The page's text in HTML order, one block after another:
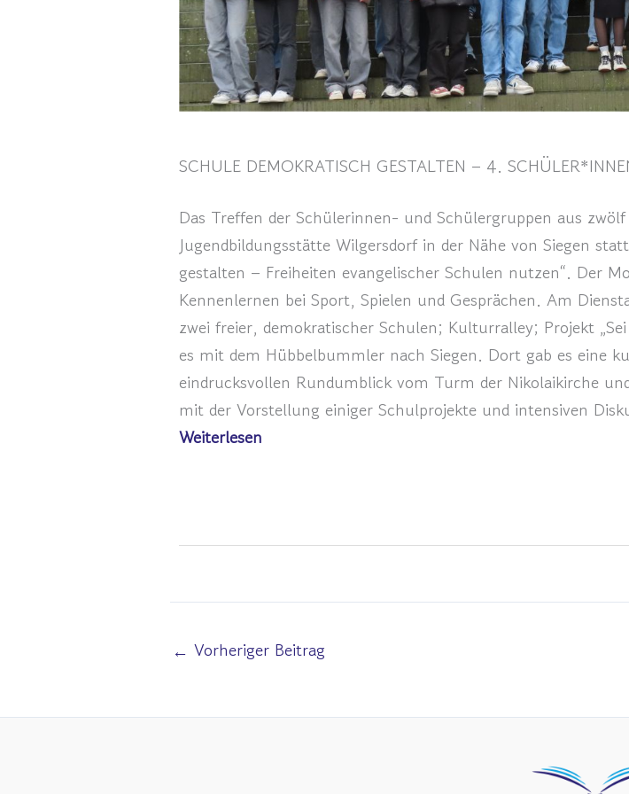
SCHULE DEMOKRATISCH GESTALTEN – 4.
Das Treffen der Schülerinnen- und Schülergruppen aus
Jugendbildungsstätte Wilgersdorf in der Nähe von Siegen
gestalten – Freiheiten evangelischer Schulen nutzen“. Der
Kennenlernen bei Sport, Spielen und Gesprächen. Am
zwei freier, demokratischer Schulen; Kulturralley; Projekt
es mit dem Hübbelbummler nach Siegen. Dort gab es eine
eindrucksvollen Rundumblick vom Turm der Nikolaikirche
mit der Vorstellung einiger Schulprojekte und intensiven
Weiterlesen
← Vorheriger Beitrag